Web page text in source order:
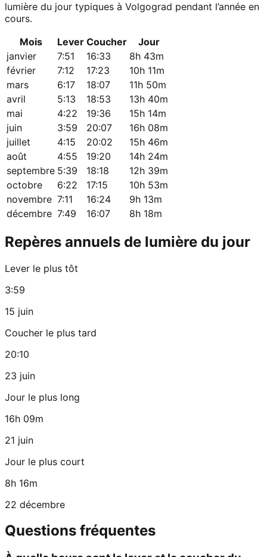
lumière du jour typiques à Volgograd pendant l’année en
cours.
Mois
Lever Coucher
Jour
janvier
7:51 16:33
8h 43m
février
7:12 17:23
10h 11m
mars
6:17 18:07
11h 50m
avril
5:13 18:53
13h 40m
mai
4:22 19:36
15h 14m
juin
3:59 20:07
16h 08m
juillet
4:15 20:02
15h 46m
août
4:55 19:20
14h 24m
septembre 5:39 18:18
12h 39m
octobre
6:22 17:15
10h 53m
novembre 7:11 16:24
9h 13m
décembre 7:49 16:07 8h 18m
Repères annuels de lumière du jour
Lever le plus tôt
3:59
15 juin
Coucher le plus tard
20:10
23 juin
Jour le plus long
16h 09m
21 juin
Jour le plus court
8h 16m
22 décembre
Questions fréquentes